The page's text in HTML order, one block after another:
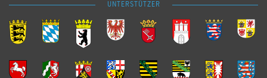
UNTERSTÜTZER